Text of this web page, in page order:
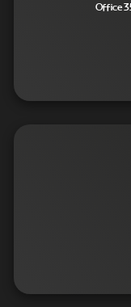
Office